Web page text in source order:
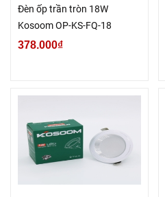
Đèn ốp trần tròn 18W
Kosoom OP-KS-FQ-18
378.000₫